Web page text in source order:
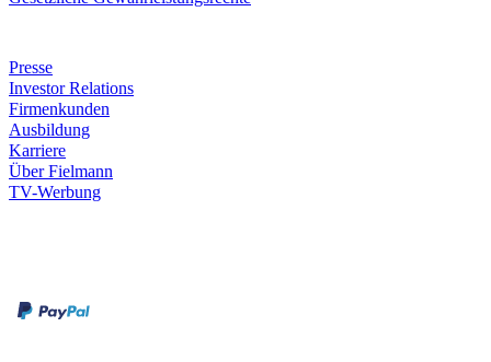
Presse
Investor Relations
Firmenkunden
Ausbildung
Karriere
Über Fielmann
TV-Werbung